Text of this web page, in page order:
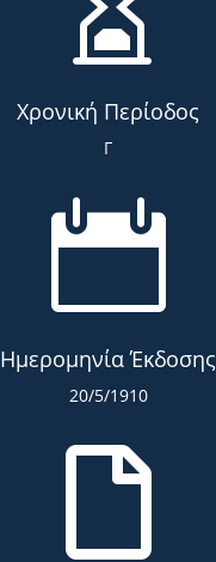
Χρονική Περίοδος
Γ

Ημερομηνία Έκδοσης
20/5/1910
